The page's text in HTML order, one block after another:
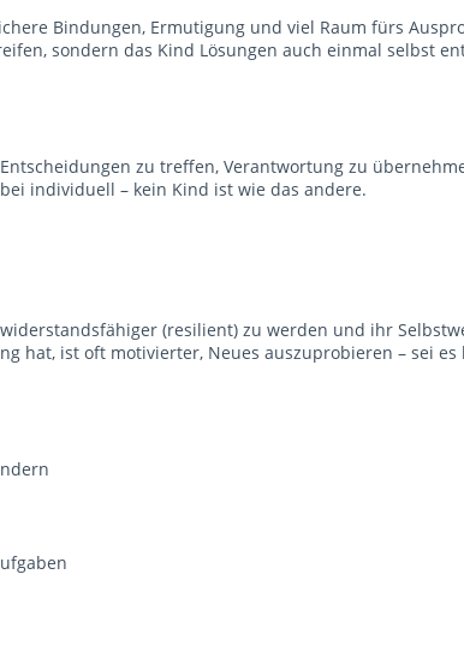
Bindungen, Ermutigung und viel Raum fürs
sondern das Kind Lösungen auch einmal selbst
zu treffen, Verantwortung zu
individuell – kein Kind ist wie das andere.
(resilient) zu werden und ihr
hat, ist oft motivierter, Neues auszuprobieren – sei es